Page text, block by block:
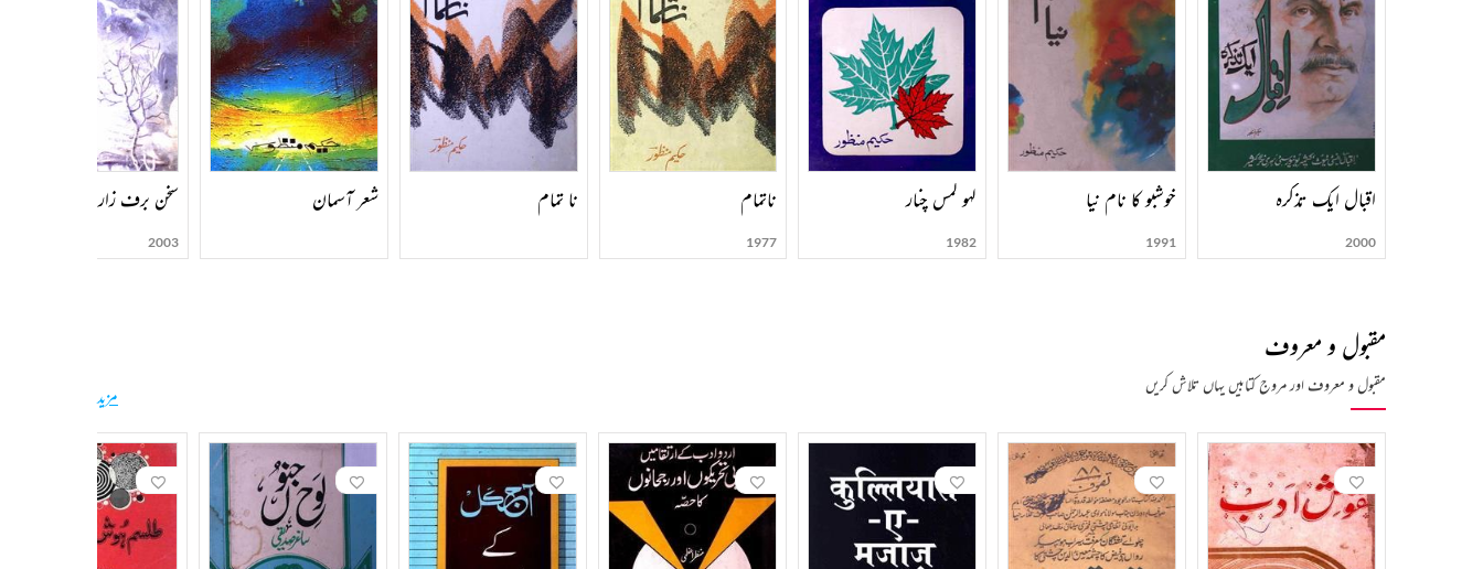
اقبال ایک تذکرہ
2000
خوشبو کا نام نیا
1991
لہو لمس چنار
1982
ناتمام
1977
نا تمام شعر آسمان سخن برف زار
2003
مقبول و معروف
مقبول و معروف اور مروج کتابیں یہاں تلاش کریں مزید